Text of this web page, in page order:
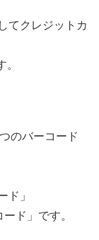
てクレジットカ
のバーコード
ド」
ド」です。